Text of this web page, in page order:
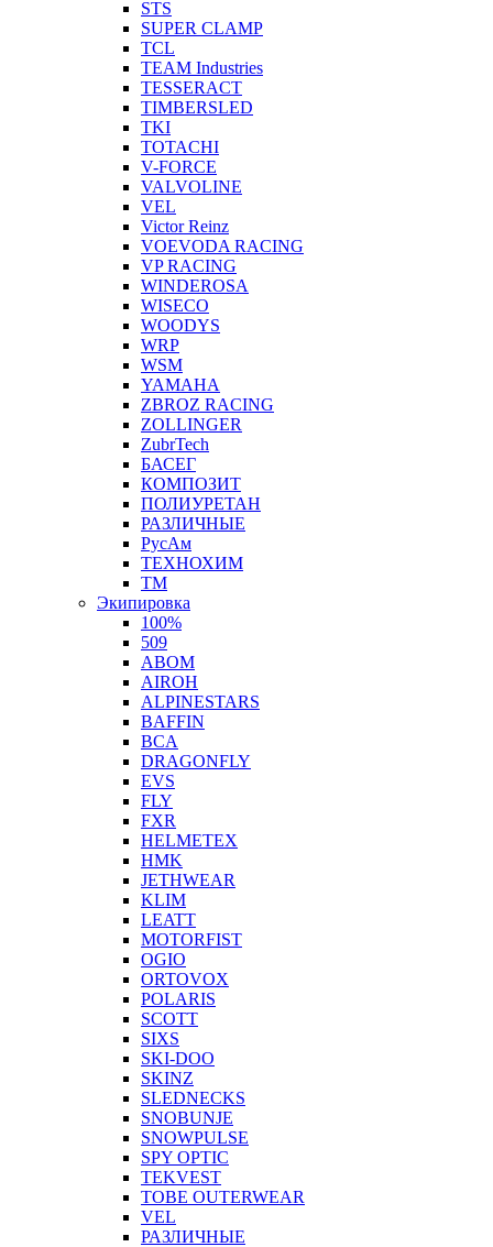
STS
SUPER CLAMP
TCL
TEAM Industries
TESSERACT
TIMBERSLED
TKI
TOTACHI
V-FORCE
VALVOLINE
VEL
Victor Reinz
VOEVODA RACING
VP RACING
WINDEROSA
WISECO
WOODYS
WRP
WSM
YAMAHA
ZBROZ RACING
ZOLLINGER
ZubrTech
БАСЕГ
КОМПОЗИТ
ПОЛИУРЕТАН
РАЗЛИЧНЫЕ
РусАм
ТЕХНОХИМ
ТМ
Экипировка
100%
509
ABOM
AIROH
ALPINESTARS
BAFFIN
BCA
DRAGONFLY
EVS
FLY
FXR
HELMETEX
HMK
JETHWEAR
KLIM
LEATT
MOTORFIST
OGIO
ORTOVOX
POLARIS
SCOTT
SIXS
SKI-DOO
SKINZ
SLEDNECKS
SNOBUNJE
SNOWPULSE
SPY OPTIC
TEKVEST
TOBE OUTERWEAR
VEL
РАЗЛИЧНЫЕ